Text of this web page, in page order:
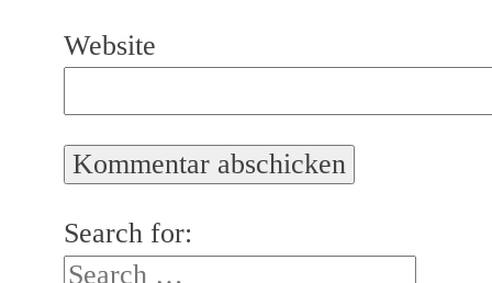
Website
Search for: